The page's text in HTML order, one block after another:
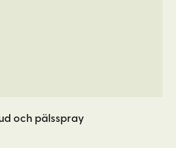
och pälsspray